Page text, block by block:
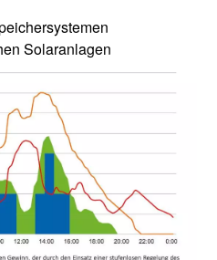
Solaranlagen